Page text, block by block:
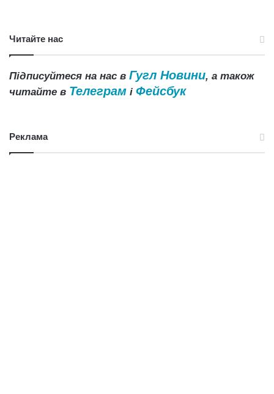
Читайте нас
Підписуйтеся на нас в Гугл Новини, а також
читайте в Телеграм і Фейсбук
Реклама